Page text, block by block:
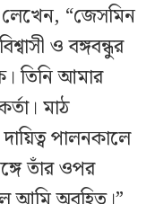
লেখেন, “জেসমিন
ও বঙ্গবন্ধুর
তিনি আমার
মাঠ
পালনকালে
তাঁর ওপর